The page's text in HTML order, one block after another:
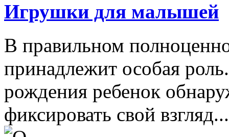
Игрушки для малышей
В правильном
принадлежит особая
рождения ребенок
фиксировать свой взгляд...